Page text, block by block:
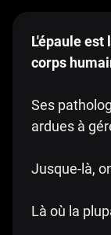
L'épaule
corps
Ses
ardues à
Jusque-là,
Là où la